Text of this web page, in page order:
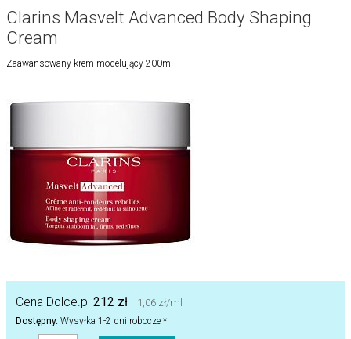
Clarins Masvelt Advanced Body Shaping
Cream
Zaawansowany krem modelujący 200ml
Cena Dolce.pl 212 zł 1,06 zł/ml
Dostępny. Wysyłka 1-2 dni robocze *